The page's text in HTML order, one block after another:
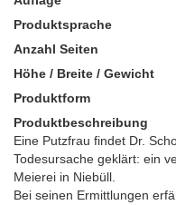
Produktsprache
Anzahl Seiten
Höhe / Breite / Gewicht
Produktform
Produktbeschreibung
Eine Putzfrau findet Dr.
Todesursache geklärt: ein
Meierei in Niebüll.
Bei seinen Ermittlungen